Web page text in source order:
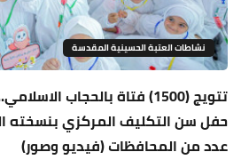
نشاطات العتبة الحسينية المقدسة
تتويج (1500) فتاة بالحجاب
عدد من المحافظات (فيديو وصور)